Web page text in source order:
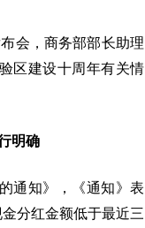
会，商务部部长助理
区建设十周年有关情
明确
通知》，《通知》表
分红金额低于最近三